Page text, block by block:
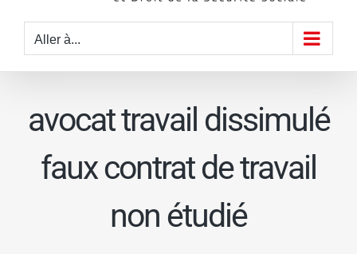
Aller à...
avocat travail dissimulé
faux contrat de travail
non étudié